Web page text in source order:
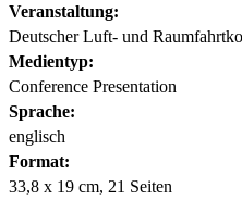
Veranstaltung:
Deutscher Luft- und
Medientyp:
Conference Presentation
Sprache:
englisch
Format:
33,8 x 19 cm, 21 Seiten